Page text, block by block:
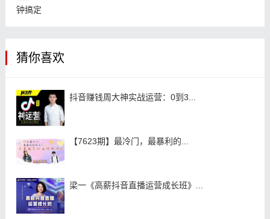
钟搞定
猜你喜欢
抖音赚钱周大神实战运营：0到3...
【7623期】最冷门，最暴利的...
梁一《高薪抖音直播运营成长班》...